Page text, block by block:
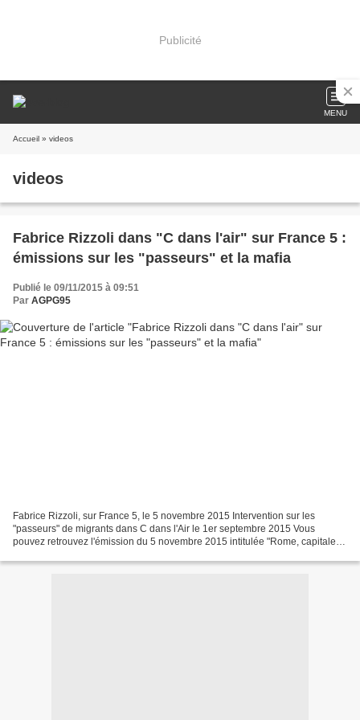
Publicité
MENU
Accueil » videos
videos
Fabrice Rizzoli dans "C dans l'air" sur France 5 :
émissions sur les "passeurs" et la mafia
Publié le 09/11/2015 à 09:51
Par AGPG95
Fabrice Rizzoli, sur France 5, le 5 novembre 2015 Intervention sur les
"passeurs" de migrants dans C dans l'Air le 1er septembre 2015 Vous
pouvez retrouvez l'émission du 5 novembre 2015 intitulée "Rome, capitale